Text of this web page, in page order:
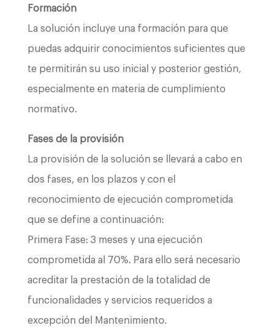
Formación
La solución incluye una formación para que
puedas adquirir conocimientos suficientes que
te permitirán su uso inicial y posterior gestión,
especialmente en materia de cumplimiento
normativo.
Fases de la provisión
La provisión de la solución se llevará a cabo en
dos fases, en los plazos y con el
reconocimiento de ejecución comprometida
que se define a continuación:
Primera Fase: 3 meses y una ejecución
comprometida al 70%. Para ello será necesario
acreditar la prestación de la totalidad de
funcionalidades y servicios requeridos a
excepción del Mantenimiento.